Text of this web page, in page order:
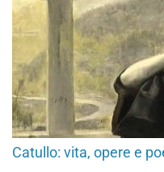
Catullo: vita, opere e